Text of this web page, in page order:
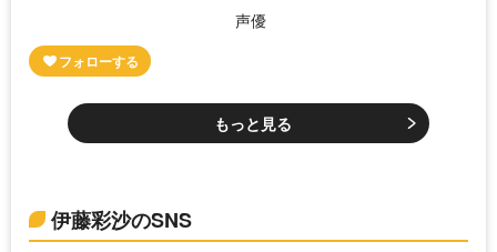
声優
もっと見る
伊藤彩沙のSNS